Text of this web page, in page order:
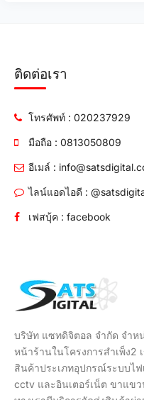
ติดต่อเรา
โทรศัพท์ : 020237929
มือถือ : 0813050809
อีเมล์ :
ไลน์แอดไอดี :
เฟสบุ้ค : facebook
บริษัท แซทดิจิตอล จำกัด จำ
หน้าร้านในโครงการสำเพ็ง2
สินค้าประเภทอุปกรณ์ระบบไ
cctv และอินเตอร์เน็ต ขาแข